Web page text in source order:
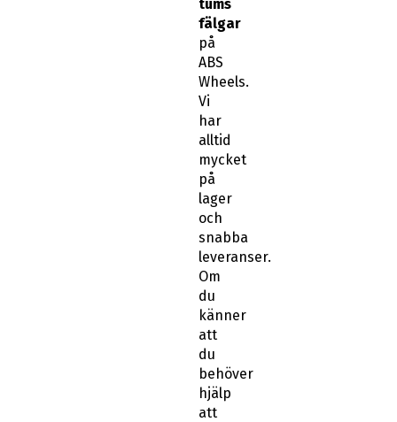
tums
fälgar
på
ABS
Wheels.
Vi
har
alltid
mycket
på
lager
och
snabba
leveranser.
Om
du
känner
att
du
behöver
hjälp
att